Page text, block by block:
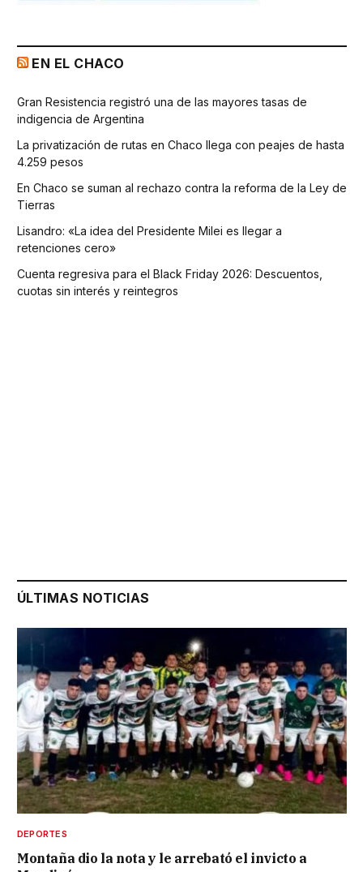
EN EL CHACO
Gran Resistencia registró una de las mayores tasas de
indigencia de Argentina
La privatización de rutas en Chaco llega con peajes de hasta
4.259 pesos
En Chaco se suman al rechazo contra la reforma de la Ley de
Tierras
Lisandro: «La idea del Presidente Milei es llegar a
retenciones cero»
Cuenta regresiva para el Black Friday 2026: Descuentos,
cuotas sin interés y reintegros
ÚLTIMAS NOTICIAS
DEPORTES
Montaña dio la nota y le arrebató el invicto a